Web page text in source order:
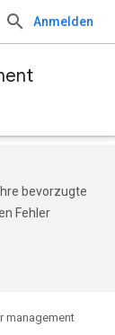
Anmelden
bevorzugte
Fehler
management